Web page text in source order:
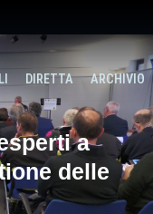
DIRETTA ARCHIVIO
a
delle